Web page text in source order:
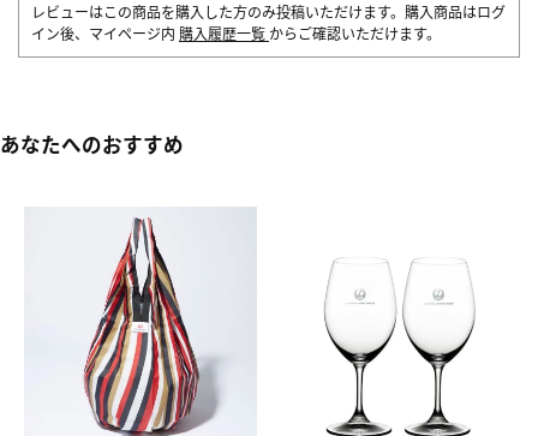
レビューはこの商品を購入した方のみ投稿いただけます。購入商品はログ
イン後、マイページ内 購入履歴一覧 からご確認いただけます。
あなたへのおすすめ